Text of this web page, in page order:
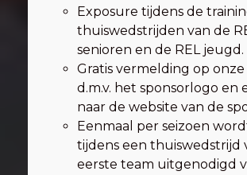
Exposure tijdens de
thuiswedstrijden van de
senioren en de REL jeugd.
Gratis vermelding op
d.m.v. het sponsorlogo en
naar de website van de
Eenmaal per seizoen
tijdens een thuiswedstrijd
eerste team uitgenodigd